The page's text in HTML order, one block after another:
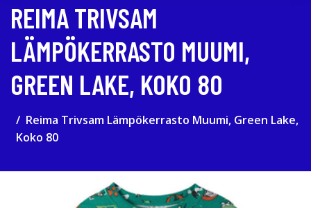
REIMA TRIVSAM
LÄMPÖKERRASTO MUUMI,
GREEN LAKE, KOKO 80
Reima Trivsam Lämpökerrasto Muumi, Green Lake,
Koko 80